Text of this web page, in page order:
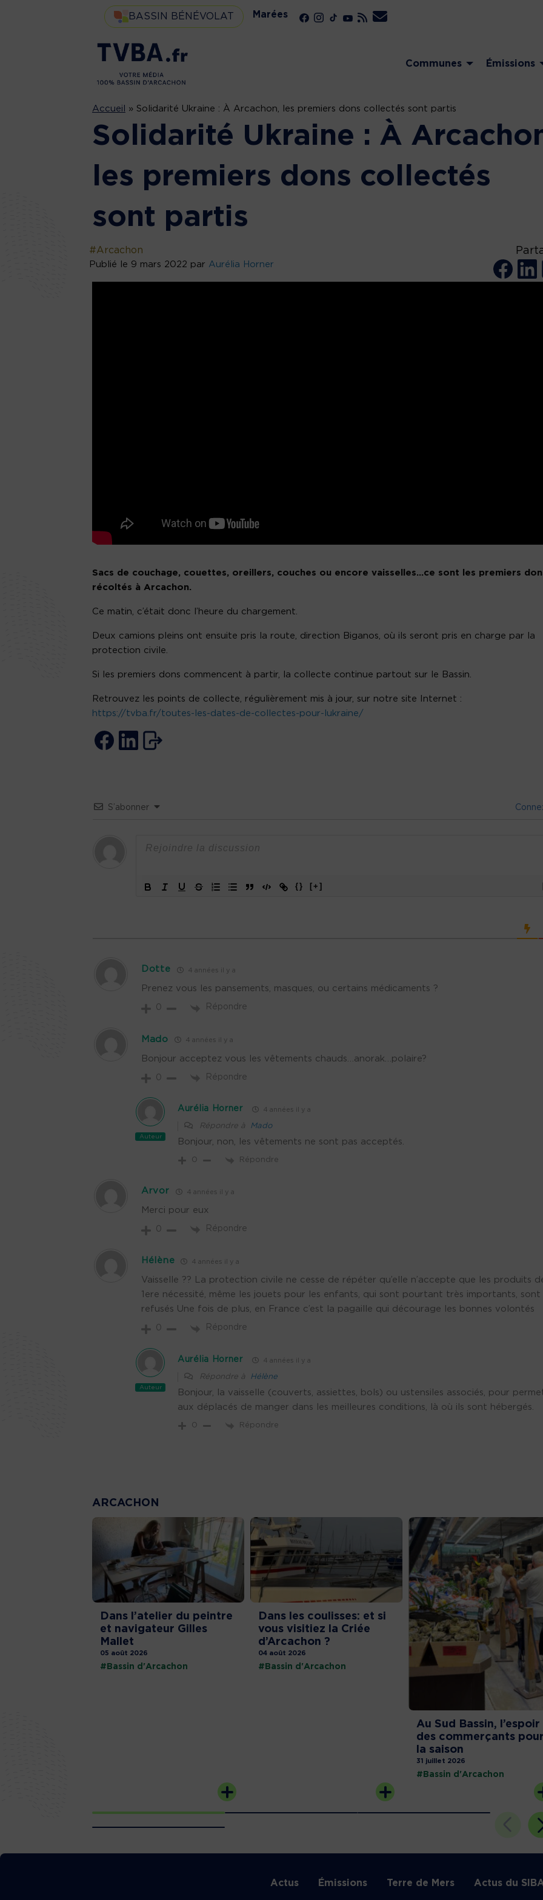
BASSIN BÉNÉVOLAT Marées
Communes Émissions
Accueil » Solidarité Ukraine : À Arcachon, les premiers dons collectés sont partis
Solidarité Ukraine : À
les premiers dons collectés
sont partis
#Arcachon
Publié le 9 mars 2022 par Aurélia Horner
Sacs de couchage, couettes, oreillers, couches ou encore vaisselles…ce sont les premiers
récoltés à Arcachon.
Ce matin, c’était donc l’heure du chargement.
Deux camions pleins ont ensuite pris la route, direction Biganos, où ils seront pris en charge par la
protection civile.
Si les premiers dons commencent à partir, la collecte continue partout sur le Bassin.
Retrouvez les points de collecte, régulièrement mis à jour, sur notre site Internet :
https://tvba.fr/toutes-les-dates-de-collectes-pour-lukraine/
S’abonner
{} [+]
Dotte 4 années il y a
Prenez vous les pansements, masques, ou certains médicaments ?
0 Répondre
Mado 4 années il y a
Bonjour acceptez vous les vêtements chauds…anorak…polaire?
0 Répondre
Auteur
Aurélia Horner 4 années il y a
Répondre à Mado
Bonjour, non, les vêtements ne sont pas acceptés.
0 Répondre
Arvor 4 années il y a
Merci pour eux
0 Répondre
Hélène 4 années il y a
Vaisselle ?? La protection civile ne cesse de répéter qu’elle n’accepte que les produits
1ere nécessité, même les jouets pour les enfants, qui sont pourtant très importants, sont
refusés Une fois de plus, en France c’est la pagaille qui décourage les bonnes volontés
0 Répondre
Auteur
Aurélia Horner 4 années il y a
Répondre à Hélène
Bonjour, la vaisselle (couverts, assiettes, bols) ou ustensiles associés, pour
aux déplacés de manger dans les meilleures conditions, là où ils sont hébergés.
0 Répondre
ARCACHON
Dans l’atelier du peintre
et navigateur Gilles
Mallet
05 août 2026
#Bassin d'Arcachon
Dans les coulisses: et si
vous visitiez la Criée
d’Arcachon ?
04 août 2026
#Bassin d'Arcachon
Au Sud Bassin, l’espoir
des commerçants
la saison
31 juillet 2026
#Bassin d'Arcachon
Actus Émissions Terre de Mers Actus du